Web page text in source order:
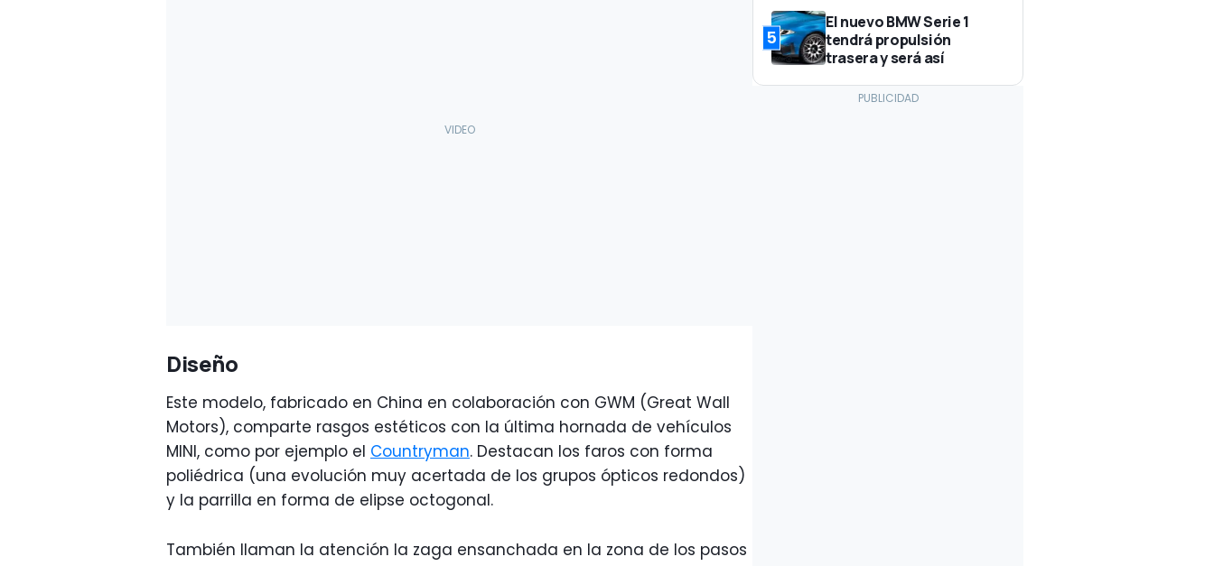
Diseño
Este modelo, fabricado en China en colaboración con GWM (Great Wall
Motors), comparte rasgos estéticos con la última hornada de vehículos
MINI, como por ejemplo el Countryman. Destacan los faros con forma
poliédrica (una evolución muy acertada de los grupos ópticos redondos)
y la parrilla en forma de elipse octogonal.
También llaman la atención la zaga ensanchada en la zona de los pasos
5
El nuevo BMW Serie 1
tendrá propulsión
trasera y será así